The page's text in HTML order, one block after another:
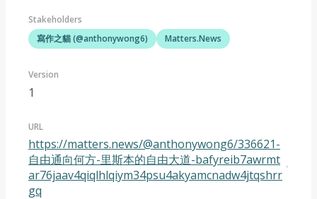
Stakeholders
寫作之貓 (@anthonywong6)
Matters.News
Version
1
URL
https://matters.news/@anthonywong6/336621-
自由通向何方-里斯本的自由大道-bafyreib7awrmt
ar76jaav4qiqlhlqiym34psu4akyamcnadw4jtqshrr
gq